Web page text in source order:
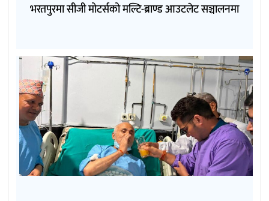
भरतपुरमा सीजी मोटर्सको मल्टि-ब्राण्ड आउटलेट सञ्चालनमा